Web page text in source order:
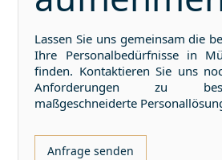
Lassen Sie uns gemeinsam die
Ihre Personalbedürfnisse in
finden. Kontaktieren Sie uns
Anforderungen zu
maßgeschneiderte
Anfrage senden